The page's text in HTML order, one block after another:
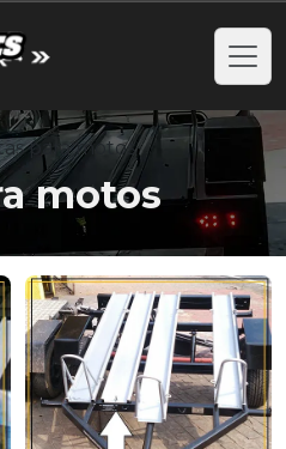
para motos
motos